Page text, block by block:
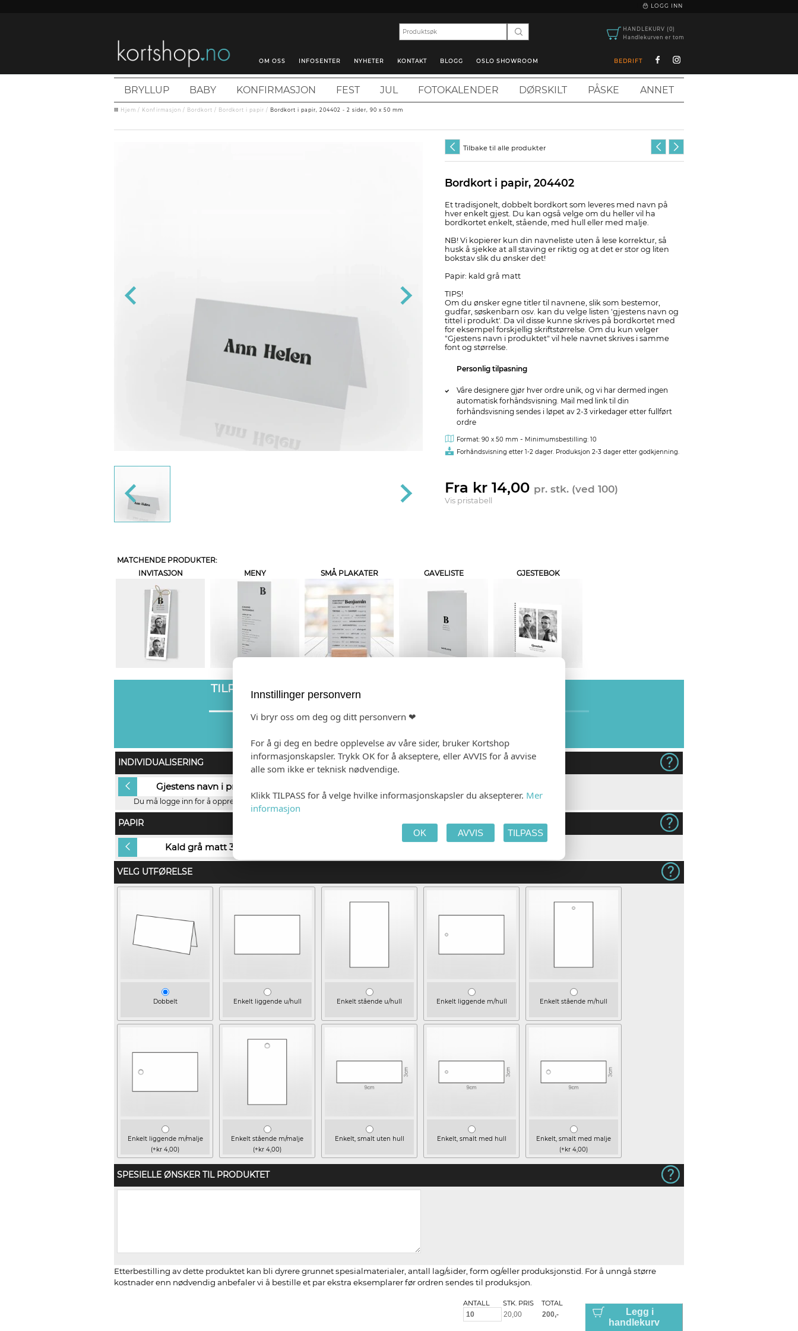
LOGG INN
HANDLEKURV (0)
Handlekurven er tom
OM OSS INFOSENTER NYHETER KONTAKT BLOGG OSLO SHOWROOM BEDRIFT
BRYLLUP BABY KONFIRMASJON FEST JUL FOTOKALENDER DØRSKILT PÅSKE ANNET
Hjem / Konfirmasjon / Bordkort / Bordkort i papir / Bordkort i papir, 204402 - 2 sider, 90 x 50 mm
Tilbake til alle produkter
Bordkort i papir, 204402
Et tradisjonelt, dobbelt bordkort som leveres med navn på
hver enkelt gjest. Du kan også velge om du heller vil ha
bordkortet enkelt, stående, med hull eller med malje.
NB! Vi kopierer kun din navneliste uten å lese korrektur, så
husk å sjekke at all staving er riktig og at det er stor og liten
bokstav slik du ønsker det!
Papir: kald grå matt
TIPS!
Om du ønsker egne titler til navnene, slik som bestemor,
gudfar, søskenbarn osv. kan du velge listen 'gjestens navn og
tittel i produkt'. Da vil disse kunne skrives på bordkortet med
for eksempel forskjellig skriftstørrelse. Om du kun velger
"Gjestens navn i produktet" vil hele navnet skrives i samme
font og størrelse.
Personlig tilpasning
Våre designere gjør hver ordre unik, og vi har dermed ingen
automatisk forhåndsvisning. Mail med link til din
forhåndsvisning sendes i løpet av 2-3 virkedager etter fullført
ordre
Format: 90 x 50 mm - Minimumsbestilling: 10
Forhåndsvisning etter 1-2 dager. Produksjon 2-3 dager etter godkjenning.
Fra kr 14,00 pr. stk. (ved 100)
Vis pristabell
MATCHENDE PRODUKTER:
INVITASJON
MENY SMÅ PLAKATER GAVELISTE GJESTEBOK
TILPASS PRODUKTET
INDIVIDUALISERING
Gjestens navn i produkt
Du må logge inn for å opprette navneliste.
PAPIR
Kald grå matt 300g
VELG UTFØRELSE
Dobbelt Enkelt liggende u/hull Enkelt stående u/hull Enkelt liggende m/hull Enkelt stående m/hull
Enkelt liggende m/malje
(+kr 4,00)
Enkelt stående m/malje
(+kr 4,00)
Enkelt, smalt uten hull Enkelt, smalt med hull
Enkelt, smalt med malje
(+kr 4,00)
SPESIELLE ØNSKER TIL PRODUKTET
Etterbestilling av dette produktet kan bli dyrere grunnet spesialmaterialer, antall lag/sider, form og/eller produksjonstid. For å unngå større
kostnader enn nødvendig anbefaler vi å bestille et par ekstra eksemplarer før ordren sendes til produksjon.
ANTALL STK. PRIS TOTAL
Legg i
handlekurv
Innstillinger personvern
Vi bryr oss om deg og ditt personvern ❤
For å gi deg en bedre opplevelse av våre sider, bruker Kortshop
informasjonskapsler. Trykk OK for å akseptere, eller AVVIS for å avvise
alle som ikke er teknisk nødvendige.
Klikk TILPASS for å velge hvilke informasjonskapsler du aksepterer. Mer
informasjon
OK AVVIS TILPASS